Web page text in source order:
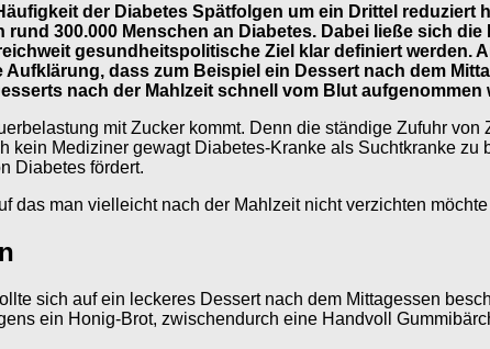
der Diabetes Spätfolgen um ein Drittel reduziert
300.000 Menschen an Diabetes. Dabei ließe sich
gesundheitspolitische Ziel klar definiert werden.
dass zum Beispiel ein Dessert nach dem
nach der Mahlzeit schnell vom Blut aufgenommen
mit Zucker kommt. Denn die ständige Zufuhr
Mediziner gewagt Diabetes-Kranke als Suchtkranke
Diabetes fördert.
das man vielleicht nach der Mahlzeit nicht verzichten
sich auf ein leckeres Dessert nach dem Mittagessen
ein Honig-Brot, zwischendurch eine Handvoll